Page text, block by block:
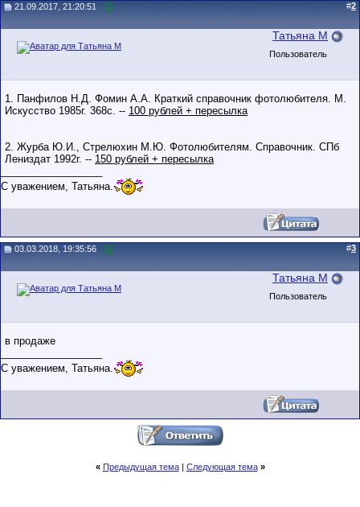
21.09.2017, 21:20:51 #2
Татьяна М
Пользователь
1. Панфилов Н.Д. Фомин А.А. Краткий справочник фотолюбителя. М.
Искусство 1985г. 368с. -- 100 рублей + пересылка
2. Журба Ю.И., Стрелюхин М.Ю. Фотолюбителям. Справочник. СПб
Лениздат 1992г. -- 150 рублей + пересылка
С уважением, Татьяна.
03.03.2018, 19:35:56 #3
Татьяна М
Пользователь
в продаже
С уважением, Татьяна.
« Предыдущая тема| Следующая тема »